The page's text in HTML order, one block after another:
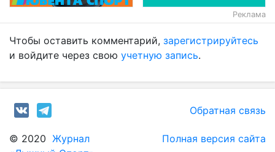
Реклама
Чтобы оставить комментарий, зарегистрируйтесь
и войдите через свою учетную запись.
Обратная связь
© 2020 Журнал
Полная версия сайта